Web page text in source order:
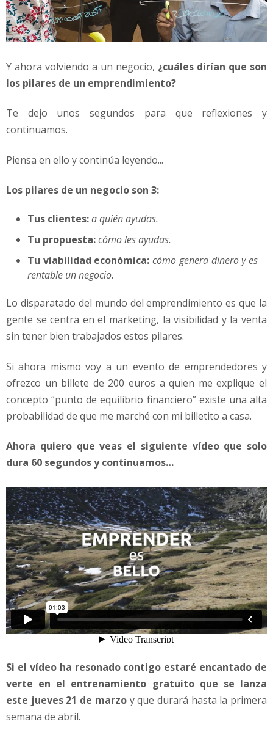
g
y
n
t
a
Y ahora volviendo a un negocio, ¿cuáles dirían que son
los pilares de un emprendimiento?
Te dejo unos segundos para que reflexiones y
continuamos.
Piensa en ello y continúa leyendo...
Los pilares de un negocio son 3:
Tus clientes:a quién ayudas.
Tu propuesta:cómo les ayudas.
Tu viabilidad económica: cómo genera dinero y es
rentable un negocio.
Lo disparatado del mundo del emprendimiento es que la
gente se centra en el marketing, la visibilidad y la venta
sin tener bien trabajados estos pilares.
Si ahora mismo voy a un evento de emprendedores y
ofrezco un billete de 200 euros a quien me explique el
concepto “punto de equilibrio financiero” existe una alta
probabilidad de que me marché con mi billetito a casa.
Ahora quiero que veas el siguiente vídeo que solo
dura 60 segundos y continuamos…
Si el vídeo ha resonado contigo estaré encantado de
verte en el entrenamiento gratuito que se lanza
este jueves 21 de marzoy que durará hasta la primera
semana de abril.